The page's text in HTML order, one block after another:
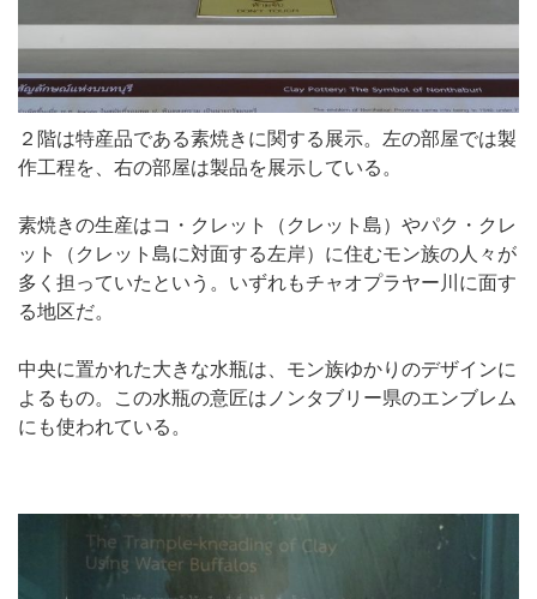
２階は特産品である素焼きに関する展示。左の部屋では製
作工程を、右の部屋は製品を展示している。
素焼きの生産はコ・クレット（クレット島）やパク・クレ
ット（クレット島に対面する左岸）に住むモン族の人々が
多く担っていたという。いずれもチャオプラヤー川に面す
る地区だ。
中央に置かれた大きな水瓶は、モン族ゆかりのデザインに
よるもの。この水瓶の意匠はノンタブリー県のエンブレム
にも使われている。